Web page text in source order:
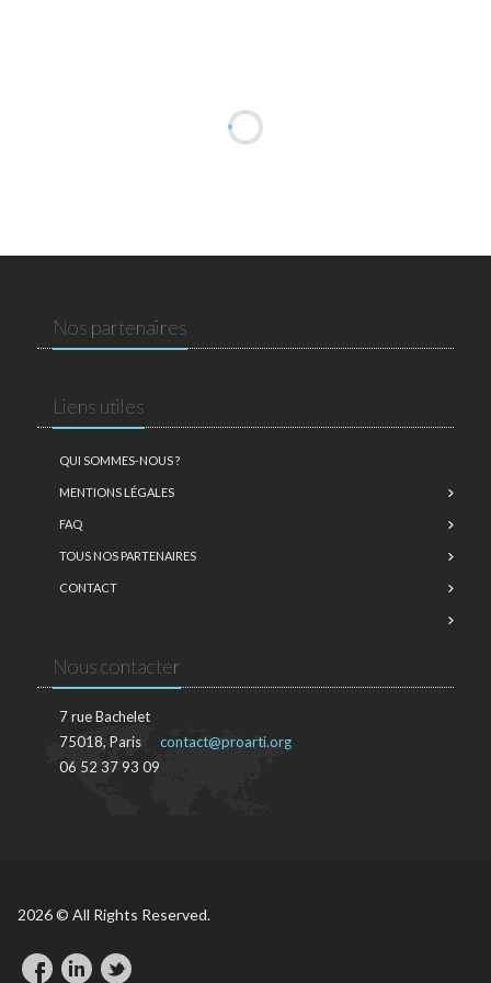
Nos partenaires
Liens utiles
QUI SOMMES-NOUS ?
MENTIONS LÉGALES
FAQ
TOUS NOS PARTENAIRES
CONTACT
Nous contacter
7 rue Bachelet
75018, Paris
06 52 37 93 09
contact@proarti.org
2026 © All Rights Reserved.